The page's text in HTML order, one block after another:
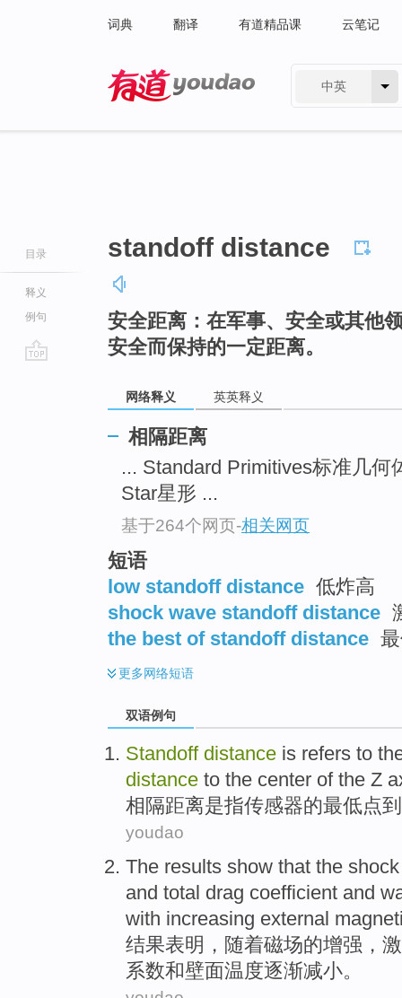
词典 翻译 有道精品课 云笔记
中英
目录
释义
例句
standoff distance
安全距离：在军事、安全或其他
安全而保持的一定距离。
网络释义 英英释义
相隔距离
... Standard Primitives标准几何
Star星形 ...
基于264个网页-相关网页
短语
low standoff distance 低炸高
shock wave standoff distance
the best of standoff distance
更多网络短语
双语例句
Standoff distance is refers to
distance to the center of the Z
相隔距离是指传感器的最低点
youdao
The results show that the
and total drag coefficient and
with increasing external
结果表明 ， 随着磁场的增强，
系数和壁面温度逐渐减小。